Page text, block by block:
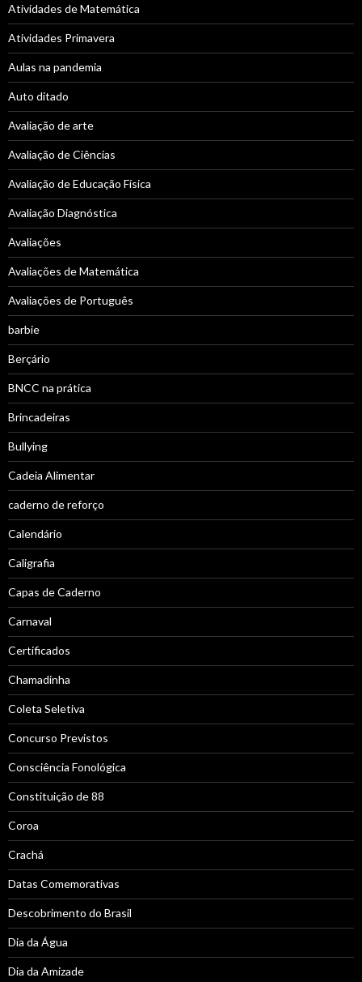
Atividades de Matemática
Atividades Primavera
Aulas na pandemia
Auto ditado
Avaliação de arte
Avaliação de Ciências
Avaliação de Educação Física
Avaliação Diagnóstica
Avaliações
Avaliações de Matemática
Avaliações de Português
barbie
Berçário
BNCC na prática
Brincadeiras
Bullying
Cadeia Alimentar
caderno de reforço
Calendário
Caligrafia
Capas de Caderno
Carnaval
Certificados
Chamadinha
Coleta Seletiva
Concurso Previstos
Consciência Fonológica
Constituição de 88
Coroa
Crachá
Datas Comemorativas
Descobrimento do Brasil
Dia da Água
Dia da Amizade